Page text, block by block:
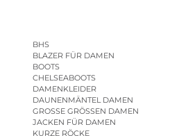
BHS
BLAZER FÜR DAMEN
BOOTS
CHELSEABOOTS
DAMENKLEIDER
DAUNENMÄNTEL DAMEN
GROSSE GRÖSSEN DAMEN
JACKEN FÜR DAMEN
KURZE RÖCKE